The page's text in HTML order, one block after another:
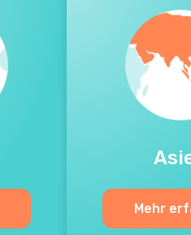
Mehr